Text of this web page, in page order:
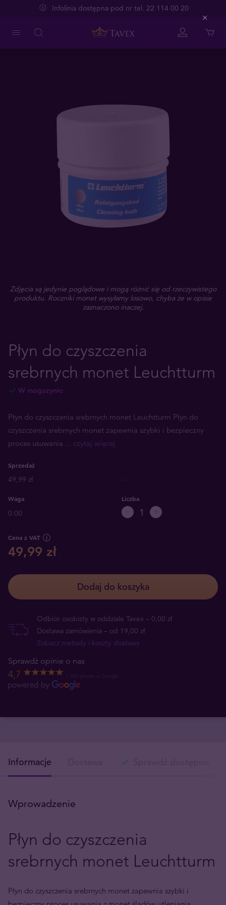
Infolinia dostępna pod nr tel. 22 114 00 20
Zdjęcia są jedynie poglądowe i mogą różnić się od rzeczywistego
produktu. Roczniki monet wysyłamy losowo, chyba że w opisie
zaznaczono inaczej.
Płyn do czyszczenia
srebrnych monet Leuchtturm
W magazynie
Płyn do czyszczenia srebrnych monet Leuchtturm Płyn do
czyszczenia srebrnych monet zapewnia szybki i bezpieczny
proces usuwania ... czytaj więcej
Sprzedaż
49,99 zł -
Waga
0.00
Liczba
Cena z VAT
49,99 zł
Dodaj do koszyka
Odbiór osobisty w oddziale Tavex – 0,00 zł
Dostawa zamówienia – od 19,00 zł
Zobacz metody i koszty dostawy
Sprawdź opinie o nas
4,7
Informacje
Wprowadzenie
Płyn do czyszczenia
srebrnych monet Leuchtturm
Płyn do czyszczenia srebrnych monet zapewnia szybki i
Close